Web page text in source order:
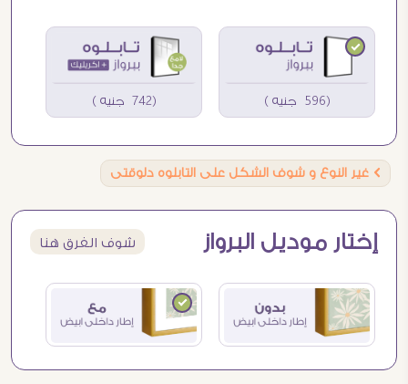
(596 جنيه ) (742 جنيه )
Ö غير النوع و شوف الشكل على التابلوه دلوقتى
إختار موديل البرواز شوف الفرق هنا